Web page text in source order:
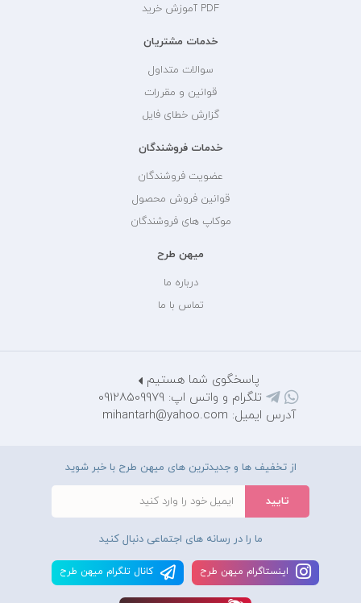
PDF آموزش خرید
خدمات مشتریان
سوالات متداول
قوانین و مقررات
گزارش خطای فایل
خدمات فروشندگان
عضویت فروشندگان
قوانین فروش محصول
موکاپ های فروشندگان
میهن طرح
درباره ما
تماس با ما
پاسخگوی شما هستیم
تلگرام و واتس اپ: 09128509979
آدرس ایمیل: mihantarh@yahoo.com
از تخفیف ها و جدیدترین های میهن طرح با خبر شوید
ما را در رسانه های اجتماعی دنبال کنید
اينستاگرام ميهن طرح کانال تلگرام ميهن طرح